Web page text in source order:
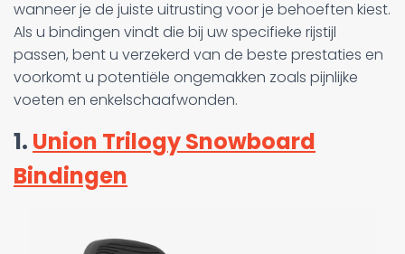
wanneer je de juiste uitrusting voor je behoeften kiest.
Als u bindingen vindt die bij uw specifieke rijstijl
passen, bent u verzekerd van de beste prestaties en
voorkomt u potentiële ongemakken zoals pijnlijke
voeten en enkelschaafwonden.
1. Union Trilogy Snowboard
Bindingen